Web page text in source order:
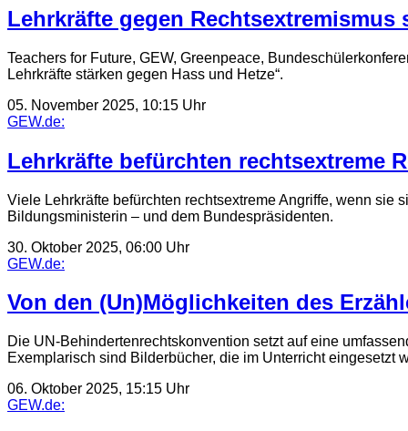
Lehrkräfte gegen Rechtsextremismus
Teachers for Future, GEW, Greenpeace,
Lehrkräfte stärken gegen Hass und Hetze“.
05. November 2025, 10:15 Uhr
GEW.de:
Lehrkräfte befürchten rechtsextreme
Viele Lehrkräfte befürchten rechtsextreme Angriffe, wenn sie
Bildungsministerin – und dem Bundespräsidenten.
30. Oktober 2025, 06:00 Uhr
GEW.de:
Von den (Un)Möglichkeiten des
Die UN-Behindertenrechtskonvention setzt auf eine
Exemplarisch sind Bilderbücher, die im Unterricht eingesetzt
06. Oktober 2025, 15:15 Uhr
GEW.de: